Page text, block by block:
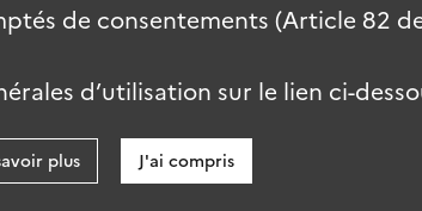
de consentements (Article 82
d’utilisation sur le lien ci-
plus J'ai compris